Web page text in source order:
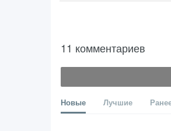
11 комментариев
Новые Лучшие